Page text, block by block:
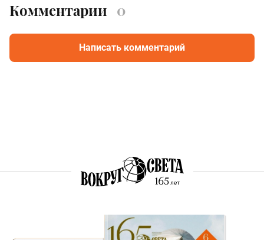
Комментарии 0
Написать комментарий